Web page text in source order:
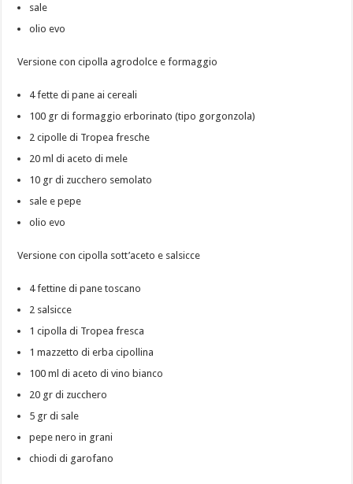
sale
olio evo
Versione con cipolla agrodolce e formaggio
4 fette di pane ai cereali
100 gr di formaggio erborinato (tipo gorgonzola)
2 cipolle di Tropea fresche
20 ml di aceto di mele
10 gr di zucchero semolato
sale e pepe
olio evo
Versione con cipolla sott’aceto e salsicce
4 fettine di pane toscano
2 salsicce
1 cipolla di Tropea fresca
1 mazzetto di erba cipollina
100 ml di aceto di vino bianco
20 gr di zucchero
5 gr di sale
pepe nero in grani
chiodi di garofano